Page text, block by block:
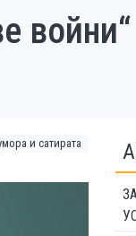
и сатирата